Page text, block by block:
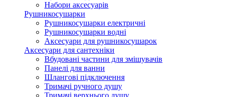
Набори аксесуарів
Рушникосушарки
Рушникосушарки електричні
Рушникосушарки водні
Аксесуари для рушникосушарок
Аксесуари для сантехніки
Вбудовані частини для змішувачів
Панелі для ванни
Шлангові підключення
Тримачі ручного душу
Тримачі верхнього душу